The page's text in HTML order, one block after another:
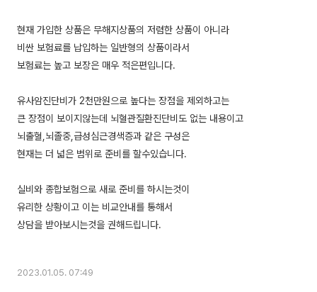
현재 가입한 상품은 무해지상품의 저렴한 상품이 아니라
비싼 보험료를 납입하는 일반형의 상품이라서
보험료는 높고 보장은 매우 적은편입니다.
유사암진단비가 2천만원으로 높다는 장점을 제외하고는
큰 장점이 보이지않는데 뇌혈관질환진단비도 없는 내용이고
뇌출혈,뇌졸중,급성심근경색증과 같은 구성은
현재는 더 넓은 범위로 준비를 할수있습니다.
실비와 종합보험으로 새로 준비를 하시는것이
유리한 상황이고 이는 비교안내를 통해서
상담을 받아보시는것을 권해드립니다.
2023.01.05. 07:49